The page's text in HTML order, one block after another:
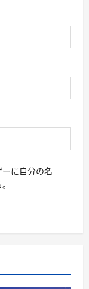
に自分の名